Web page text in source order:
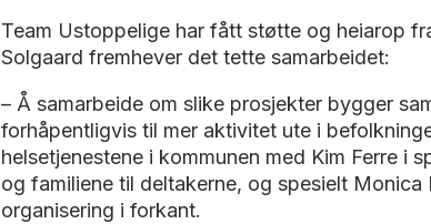
Team Ustoppelige har fått støtte og heiarop
Solgaard fremhever det tette samarbeidet:
– Å samarbeide om slike prosjekter bygger
forhåpentligvis til mer aktivitet ute i
helsetjenestene i kommunen med Kim Ferre i
og familiene til deltakerne, og spesielt
organisering i forkant.